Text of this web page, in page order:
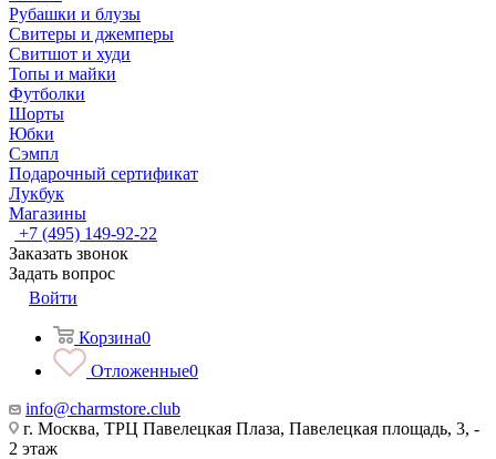
Рубашки и блузы
Свитеры и джемперы
Свитшот и худи
Топы и майки
Футболки
Шорты
Юбки
Сэмпл
Подарочный сертификат
Лукбук
Магазины
+7 (495) 149-92-22
Заказать звонок
Задать вопрос
Войти
Корзина0
Отложенные0
info@charmstore.club
г. Москва, ТРЦ Павелецкая Плаза, Павелецкая площадь, 3, -
2 этаж